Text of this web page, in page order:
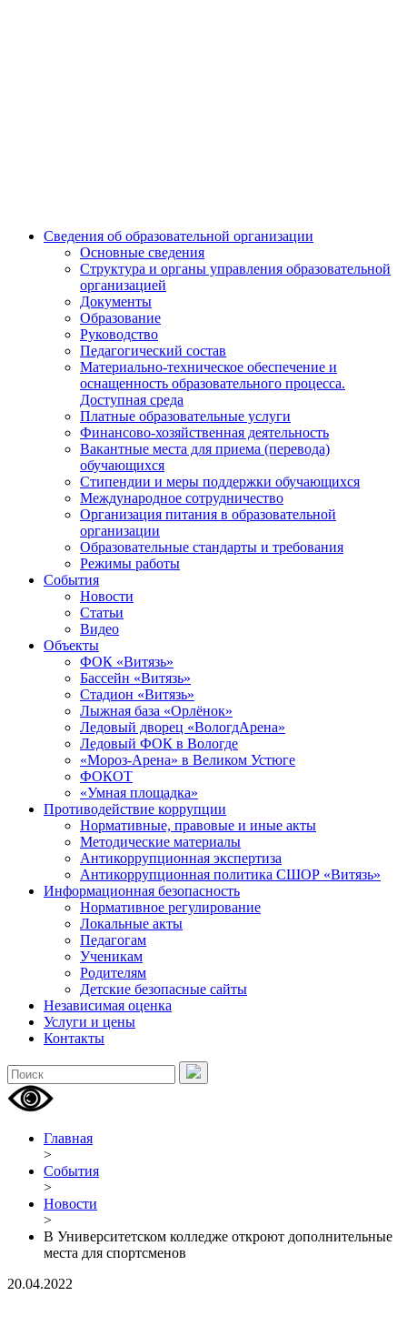
Сведения об образовательной организации
Основные сведения
Структура и органы управления образовательной
организацией
Документы
Образование
Руководство
Педагогический состав
Материально-техническое обеспечение и
оснащенность образовательного процесса.
Доступная среда
Платные образовательные услуги
Финансово-хозяйственная деятельность
Вакантные места для приема (перевода)
обучающихся
Стипендии и меры поддержки обучающихся
Международное сотрудничество
Организация питания в образовательной
организации
Образовательные стандарты и требования
Режимы работы
События
Новости
Статьи
Видео
Объекты
ФОК «Витязь»
Бассейн «Витязь»
Стадион «Витязь»
Лыжная база «Орлёнок»
Ледовый дворец «ВологдАрена»
Ледовый ФОК в Вологде
«Мороз-Арена» в Великом Устюге
ФОКОТ
«Умная площадка»
Противодействие коррупции
Нормативные, правовые и иные акты
Методические материалы
Антикоррупционная экспертиза
Антикоррупционная политика СШОР «Витязь»
Информационная безопасность
Нормативное регулирование
Локальные акты
Педагогам
Ученикам
Родителям
Детские безопасные сайты
Независимая оценка
Услуги и цены
Контакты
Главная
>
События
>
Новости
>
В Университетском колледже откроют дополнительные
места для спортсменов
20.04.2022